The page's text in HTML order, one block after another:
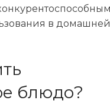
в
блюдо?